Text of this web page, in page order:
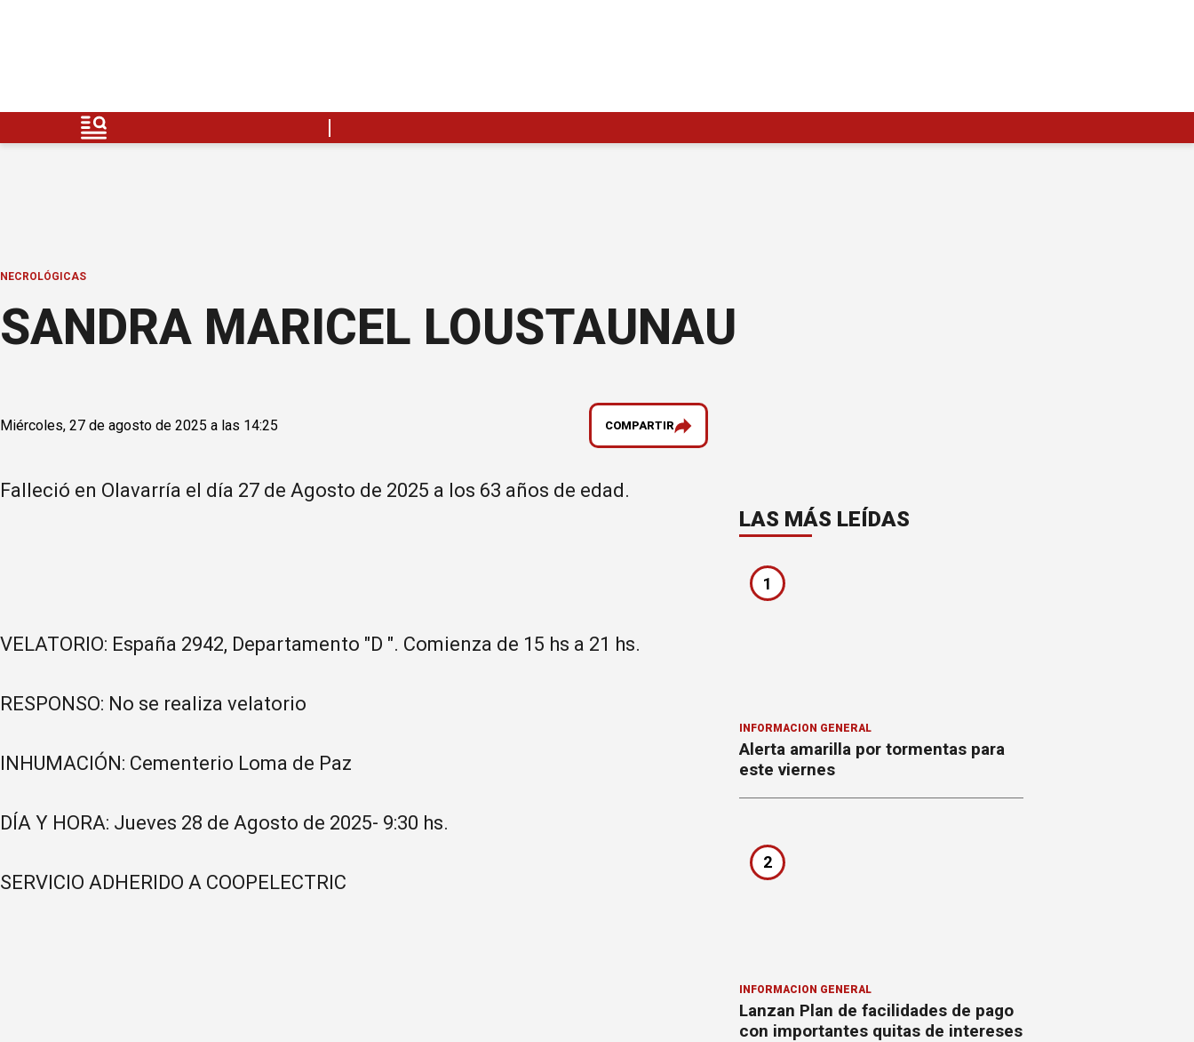
NECROLÓGICAS
SANDRA MARICEL LOUSTAUNAU
Miércoles, 27 de agosto de 2025 a las 14:25 COMPARTIR
Falleció en Olavarría el día 27 de Agosto de 2025 a los 63 años de edad.
VELATORIO: España 2942, Departamento "D ". Comienza de 15 hs a 21 hs.
RESPONSO: No se realiza velatorio
INHUMACIÓN: Cementerio Loma de Paz
DÍA Y HORA: Jueves 28 de Agosto de 2025- 9:30 hs.
SERVICIO ADHERIDO A COOPELECTRIC
LAS MÁS LEÍDAS
1
INFORMACION GENERAL
Alerta amarilla por tormentas para
este viernes
2
INFORMACION GENERAL
Lanzan Plan de facilidades de pago
con importantes quitas de intereses